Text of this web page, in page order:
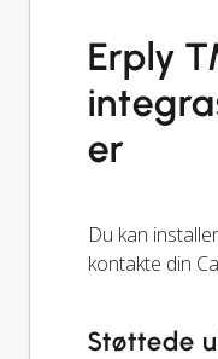
Erply
er
Du kan
kontakte din
Støttede